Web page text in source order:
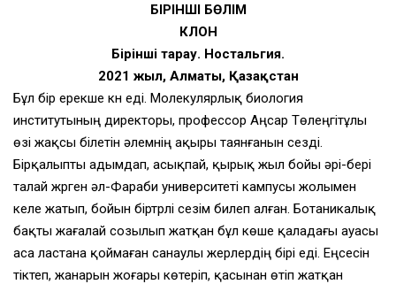
БІРІНШІ БӨЛІМ
КЛОН
Бірінші тарау. Ностальгия.
2021 жыл, Алматы, Қазақстан
Бұл бір ерекше күн еді. Молекулярлық биология
институтының директоры, профессор Аңсар Төлеңгітұлы
өзі жақсы білетін әлемнің ақыры таянғанын сезді.
Бірқалыпты адымдап, асықпай, қырық жыл бойы әрі-бері
талай жүрген әл-Фараби университеті кампусы жолымен
келе жатып, бойын біртүрлі сезім билеп алған. Ботаникалық
бақты жағалай созылып жатқан бұл көше қаладағы ауасы
аса ластана қоймаған санаулы жерлердің бірі еді. Еңсесін
тіктеп, жанарын жоғары көтеріп, қасынан өтіп жатқан